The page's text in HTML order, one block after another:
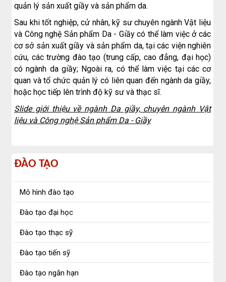
quản lý sản xuất giầy và sản phẩm da.
Sau khi tốt nghiệp, cử nhân, kỹ sư chuyên ngànhVật liệu
và Công nghệ Sản phẩm Da - Giầycó thể làm việc ở các
cơ sở sản xuất giầy và sản phẩm da, tại các viện nghiên
cứu, các trường đào tạo (trung cấp, cao đẳng, đại học)
có ngành da giầy; Ngoài ra, có thể làm việc tại các cơ
quan và tổ chức quản lý có liên quan đến ngành da giầy,
hoặc học tiếp lên trình độ kỹ sư và thạc sĩ.
Slide giới thiệu về ngành Da giầy, chuyên ngành Vật
liệu và Công nghệ Sản phẩm Da - Giầy
đào
tạo
ĐÀO TẠO
Mô hình đào tạo
Đào tạo đại học
Đào tạo thạc sỹ
Đào tạo tiến sỹ
Đào tạo ngắn hạn